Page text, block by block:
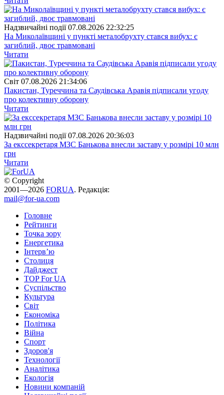
Надзвичайні події 07.08.2026 22:32:25
На Миколаївщині у пункті металобрухту стався вибух: є
загиблий, двоє травмовані
Читати
Свiт 07.08.2026 21:34:06
Пакистан, Туреччина та Саудівська Аравія підписали угоду
про колективну оборону
Читати
Надзвичайні події 07.08.2026 20:36:03
За екссекретаря МЗС Банькова внесли заставу у розмірі 10 млн
грн
Читати
© Copyright
2001—2026 FORUA. Редакція:
mail@for-ua.com
Головне
Рейтинги
Точка зору
Енергетика
Інтерв’ю
Столиця
Дайджест
TOP For UA
Суспiльство
Культура
Світ
Економіка
Політика
Війна
Спорт
Здоров'я
Технології
Аналітика
Екологія
Новини компаній